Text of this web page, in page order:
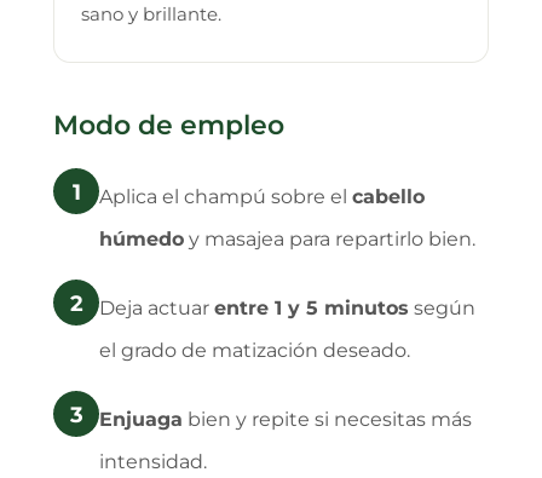
sano y brillante.
Modo de empleo
1 Aplica el champú sobre el cabello
húmedo y masajea para repartirlo bien.
2 Deja actuar entre 1 y 5 minutos según
el grado de matización deseado.
3 Enjuaga bien y repite si necesitas más
intensidad.